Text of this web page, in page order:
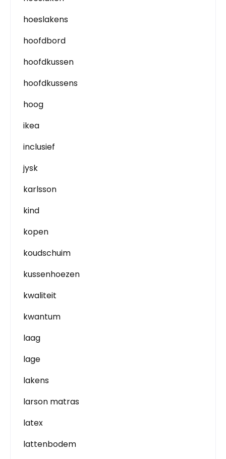
hoeslakens
hoofdbord
hoofdkussen
hoofdkussens
hoog
ikea
inclusief
jysk
karlsson
kind
kopen
koudschuim
kussenhoezen
kwaliteit
kwantum
laag
lage
lakens
larson matras
latex
lattenbodem